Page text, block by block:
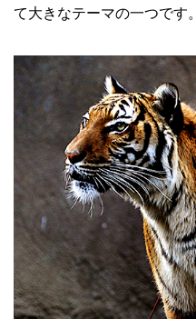
て大きなテーマの一つです。